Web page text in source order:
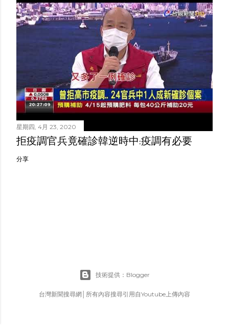
星期四, 4月 23, 2020
拒疫調官兵竟確診韓逆時中:疫調有必要
分享
技術提供：Blogger
台灣新聞搜尋網│所有內容搜尋引用自Youtube上傳內容